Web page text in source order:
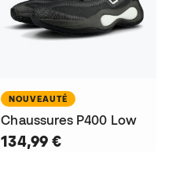
NOUVEAUTÉ
Chaussures P400 Low
134,99 €